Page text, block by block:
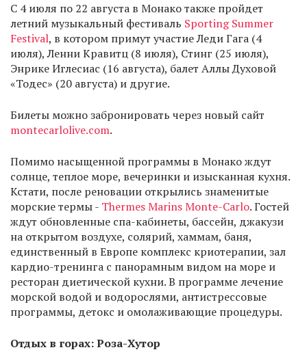
С 4 июля по 22 августа в Монако также пройдет
летний музыкальный фестиваль Sporting Summer
Festival, в котором примут участие Леди Гага (4
июля), Ленни Кравитц (8 июля), Стинг (25 июля),
Энрике Иглесиас (16 августа), балет Аллы Духовой
«Тодес» (20 августа) и другие.
Билеты можно забронировать через новый сайт
montecarlolive.com.
Помимо насыщенной программы в Монако ждут
солнце, теплое море, вечеринки и изысканная кухня.
Кстати, после реновации открылись знаменитые
морские термы - Thermes Marins Monte-Carlo. Гостей
ждут обновленные спа-кабинеты, бассейн, джакузи
на открытом воздухе, солярий, хаммам, баня,
единственный в Европе комплекс криотерапии, зал
кардио-тренинга с панорамным видом на море и
ресторан диетической кухни. В программе лечение
морской водой и водорослями, антистрессовые
программы, детокс и омолаживающие процедуры.
Отдых в горах: Роза-Хутор